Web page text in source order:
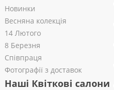
Новинки
Весняна колекція
14 Лютого
8 Березня
Співпраця
Фотографії з доставок
Наші Квіткові салони